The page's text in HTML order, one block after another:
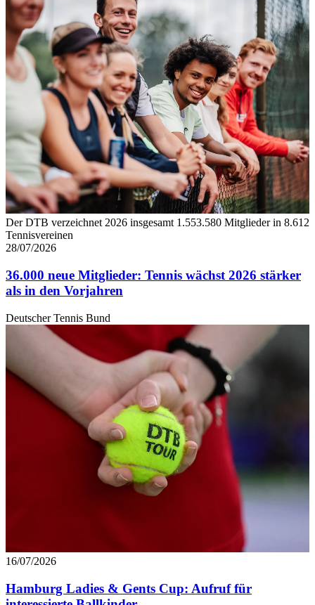
gesammelt haben. DieCookie-Einstellungen
können
jederzeit über den Link im Footer aufgerufen und
angepasst werden.
Der DTB verzeichnet 2026 insgesamt 1.553.580 Mitglieder in 8.612
Tennisvereinen
28/07/2026
36.000 neue Mitglieder: Tennis wächst 2026 stärker
als in den Vorjahren
Deutscher Tennis Bund
16/07/2026
Hamburg Ladies & Gents Cup: Aufruf für